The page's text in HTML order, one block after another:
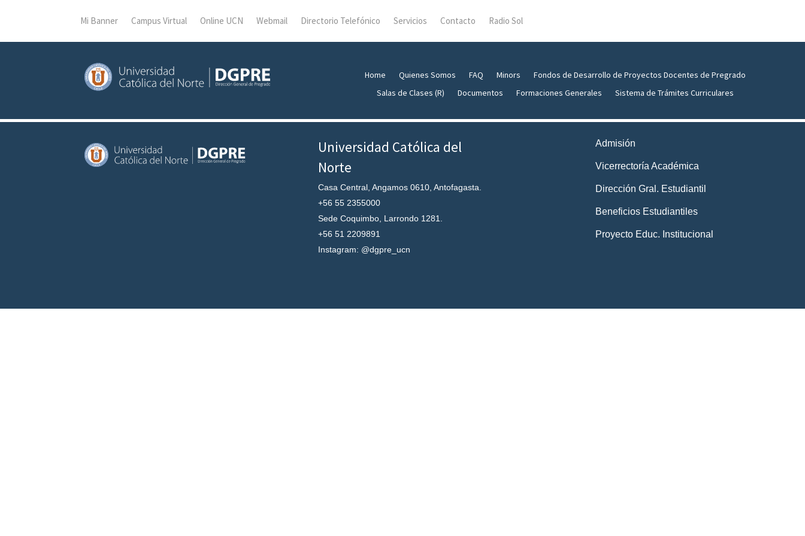
Mi Banner Campus Virtual Online UCN Webmail Directorio Telefónico Servicios Contacto Radio Sol
Home Quienes Somos FAQ Minors
Fondos de Desarrollo de Proyectos Docentes de Pregrado
Salas de Clases (R)
Documentos Formaciones Generales Sistema de Trámites Curriculares
Universidad Católica del
Norte
Casa Central, Angamos 0610, Antofagasta.
+56 55 2355000
Sede Coquimbo, Larrondo 1281.
+56 51 2209891
Instagram: @dgpre_ucn
Admisión
Vicerrectoría Académica
Dirección Gral. Estudiantil
Beneficios Estudiantiles
Proyecto Educ. Institucional